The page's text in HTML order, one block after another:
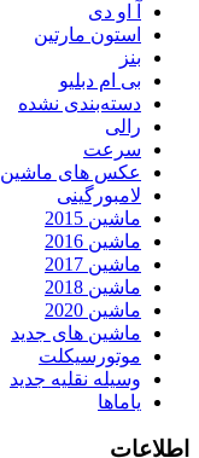
آ او دی
استون مارتین
بنز
بی ام دبلیو
دسته‌بندی نشده
رالی
سرعت
عکس های ماشین
لامبورگینی
ماشین 2015
ماشین 2016
ماشین 2017
ماشین 2018
ماشین 2020
ماشین های جدید
موتورسیکلت
وسیله نقلیه جدید
یاماها
اطلاعات